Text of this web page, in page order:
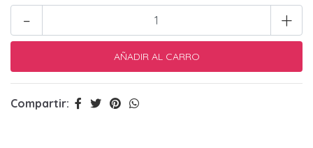
+
-
Compartir: